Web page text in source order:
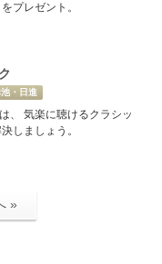
プレゼント。
・日進
、 気楽に聴けるクラシッ
しましょう。
»